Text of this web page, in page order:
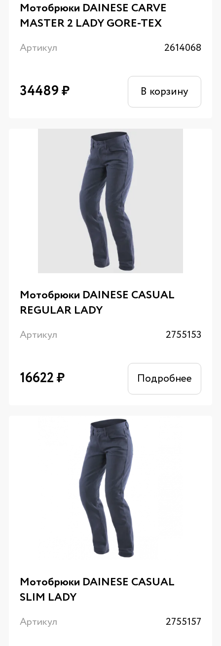
Мотобрюки DAINESE CARVE
MASTER 2 LADY GORE-TEX
Артикул 2614068
34489₽ В корзину
Мотобрюки DAINESE CASUAL
REGULAR LADY
Артикул 2755153
16622₽ Подробнее
Мотобрюки DAINESE CASUAL
SLIM LADY
Артикул 2755157